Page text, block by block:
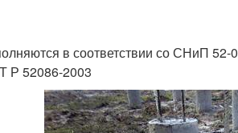
в соответствии со СНиП
Р 52086-2003